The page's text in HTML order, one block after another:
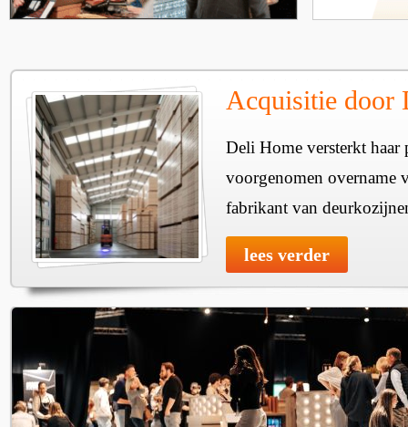
Acquisitie door
Deli Home versterkt haar
voorgenomen overname
fabrikant van
lees verder